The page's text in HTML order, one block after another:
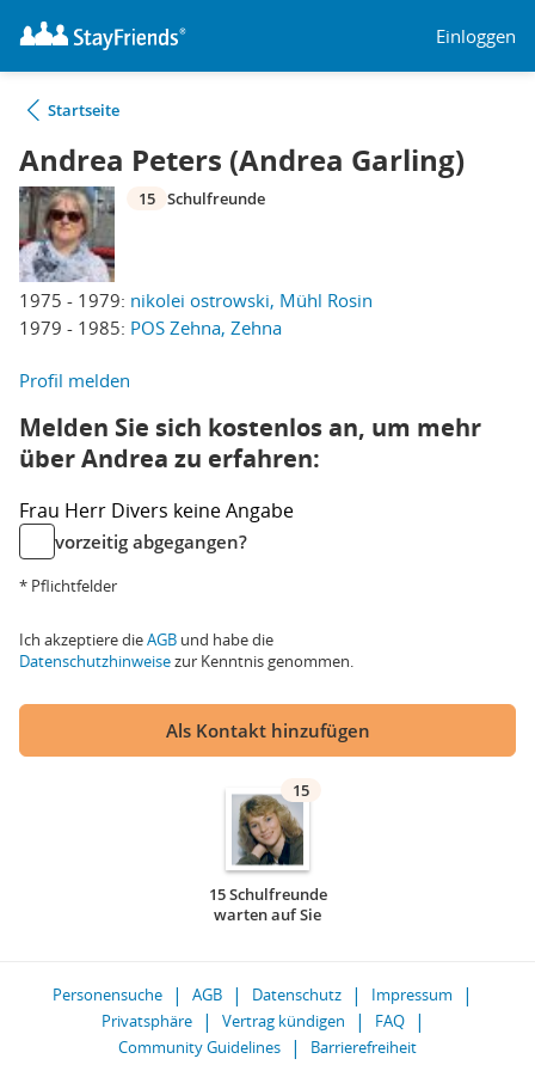
Einloggen
Startseite
Andrea Peters (Andrea Garling)
1975 - 1979: nikolei ostrowski, Mühl Rosin
1979 - 1985: POS Zehna, Zehna
15 Schulfreunde
Profil melden
Melden Sie sich kostenlos an, um mehr
über Andrea zu erfahren:
Frau Herr Divers keine Angabe
vorzeitig abgegangen?
* Pflichtfelder
Ich akzeptiere dieAGB und habe die
Datenschutzhinweisezur Kenntnis genommen.
Als Kontakt hinzufügen
15
15 Schulfreunde
warten auf Sie
Personensuche AGB Datenschutz
Impressum
Privatsphäre
Vertrag kündigen
FAQ
Community Guidelines
Barrierefreiheit